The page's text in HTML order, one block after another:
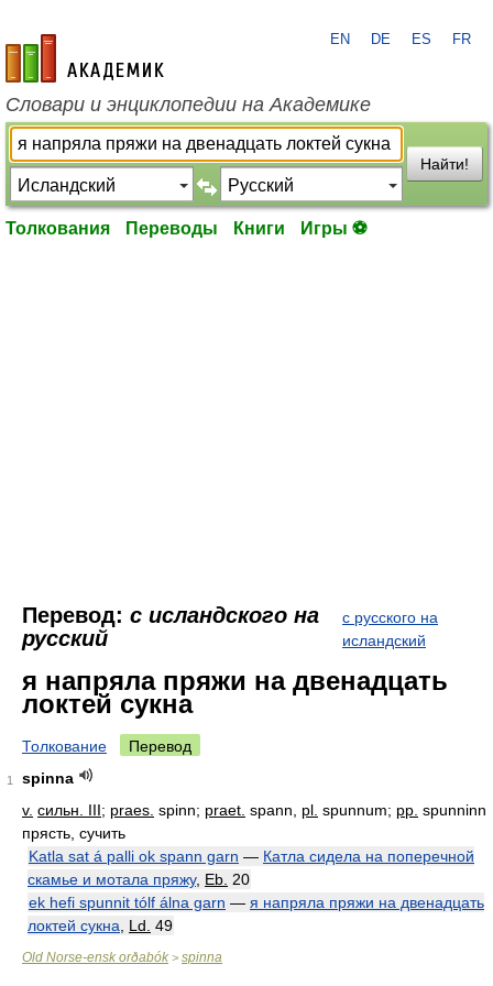
academic.ru
EN DE ES FR
Словари и энциклопедии на Академике
Найти!
Толкования Переводы Книги Игры ⚽
Перевод: с исландского на
русский
с русского на
исландский
я напряла пряжи на двенадцать
локтей сукна
Толкование Перевод
1
spinna
v. сильн. III; praes. spinn; praet. spann, pl. spunnum; pp. spunninn
прясть, сучить
Katla sat á palli ok spann garn — Катла сидела на поперечной
скамье и мотала пряжу, Eb. 20
ek hefi spunnit tólf álna garn — я напряла пряжи на двенадцать
локтей сукна
Ld. 49
Old Norse-ensk orðabók > spinna